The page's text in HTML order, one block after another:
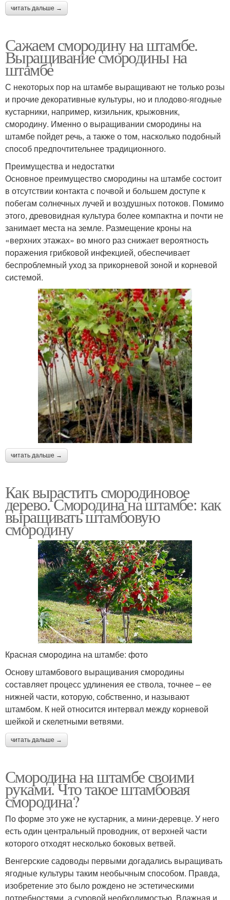
читать дальше →
Сажаем смородину на штамбе.
Выращивание смородины на
штамбе
С некоторых пор на штамбе выращивают не только розы
и прочие декоративные культуры, но и плодово-ягодные
кустарники, например, кизильник, крыжовник,
смородину. Именно о выращивании смородины на
штамбе пойдет речь, а также о том, насколько подобный
способ предпочтительнее традиционного.
Преимущества и недостатки
Основное преимущество смородины на штамбе состоит
в отсутствии контакта с почвой и большем доступе к
побегам солнечных лучей и воздушных потоков. Помимо
этого, древовидная культура более компактна и почти не
занимает места на земле. Размещение кроны на
«верхних этажах» во много раз снижает вероятность
поражения грибковой инфекцией, обеспечивает
беспроблемный уход за прикорневой зоной и корневой
системой.
читать дальше →
Как вырастить смородиновое
дерево. Смородина на штамбе: как
выращивать штамбовую
смородину
Красная смородина на штамбе: фото
Основу штамбового выращивания смородины
составляет процесс удлинения ее ствола, точнее – ее
нижней части, которую, собственно, и называют
штамбом. К ней относится интервал между корневой
шейкой и скелетными ветвями.
читать дальше →
Смородина на штамбе своими
руками. Что такое штамбовая
смородина?
По форме это уже не кустарник, а мини-деревце. У него
есть один центральный проводник, от верхней части
которого отходят несколько боковых ветвей.
Венгерские садоводы первыми догадались выращивать
ягодные культуры таким необычным способом. Правда,
изобретение это было рождено не эстетическими